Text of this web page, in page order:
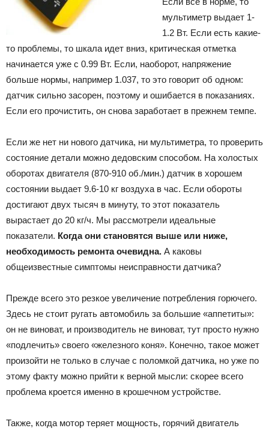
мультиметр выдает 1-
1.2 Вт. Если есть какие-
то проблемы, то шкала идет вниз, критическая отметка
начинается уже с 0.99 Вт. Если, наоборот, напряжение
больше нормы, например 1.037, то это говорит об одном:
датчик сильно засорен, поэтому и ошибается в показаниях.
Если его прочистить, он снова заработает в прежнем темпе.
Если же нет ни нового датчика, ни мультиметра, то проверить
состояние детали можно дедовским способом. На холостых
оборотах двигателя (870-910 об./мин.) датчик в хорошем
состоянии выдает 9.6-10 кг воздуха в час. Если обороты
достигают двух тысяч в минуту, то этот показатель
вырастает до 20 кг/ч. Мы рассмотрели идеальные
показатели. Когда они становятся выше или ниже,
необходимость ремонта очевидна. А каковы
общеизвестные симптомы неисправности датчика?
Прежде всего это резкое увеличение потребления горючего.
Здесь не стоит ругать автомобиль за большие «аппетиты»:
он не виноват, и производитель не виноват, тут просто нужно
«подлечить» своего «железного коня». Конечно, такое может
произойти не только в случае с поломкой датчика, но уже по
этому факту можно прийти к верной мысли: скорее всего
проблема кроется именно в крошечном устройстве.
Также, когда мотор теряет мощность, горячий двигатель